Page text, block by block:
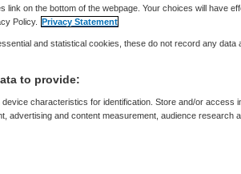
juni 2026,15:48 548 keer gelezen
link on the bottom of the webpage. Your choices will have
Policy. Privacy Statement
and statistical cookies, these do not record any data
to provide:
characteristics for identification. Store and/or access
advertising and content measurement, audience research